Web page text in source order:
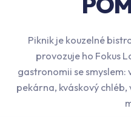
Piknik je kouzelné
provozuje ho Fokus
gastronomii se
pekárna, kváskový